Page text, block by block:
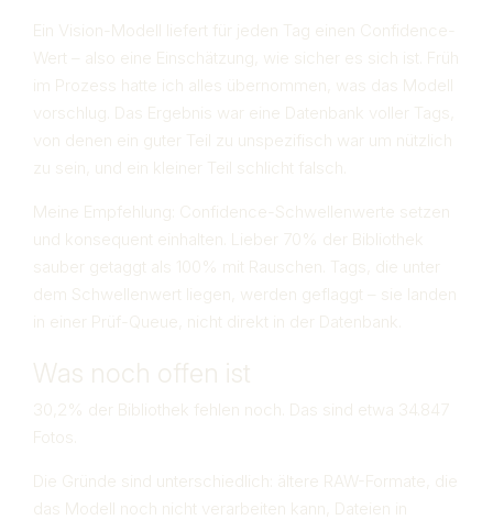
Ein Vision-Modell liefert für jeden Tag einen Confidence-
Wert – also eine Einschätzung, wie sicher es sich ist. Früh
im Prozess hatte ich alles übernommen, was das Modell
vorschlug. Das Ergebnis war eine Datenbank voller Tags,
von denen ein guter Teil zu unspezifisch war um nützlich
zu sein, und ein kleiner Teil schlicht falsch.
Meine Empfehlung: Confidence-Schwellenwerte setzen
und konsequent einhalten. Lieber 70% der Bibliothek
sauber getaggt als 100% mit Rauschen. Tags, die unter
dem Schwellenwert liegen, werden geflaggt – sie landen
in einer Prüf-Queue, nicht direkt in der Datenbank.
Was noch offen ist
30,2% der Bibliothek fehlen noch. Das sind etwa 34.847
Fotos.
Die Gründe sind unterschiedlich: ältere RAW-Formate, die
das Modell noch nicht verarbeiten kann, Dateien in